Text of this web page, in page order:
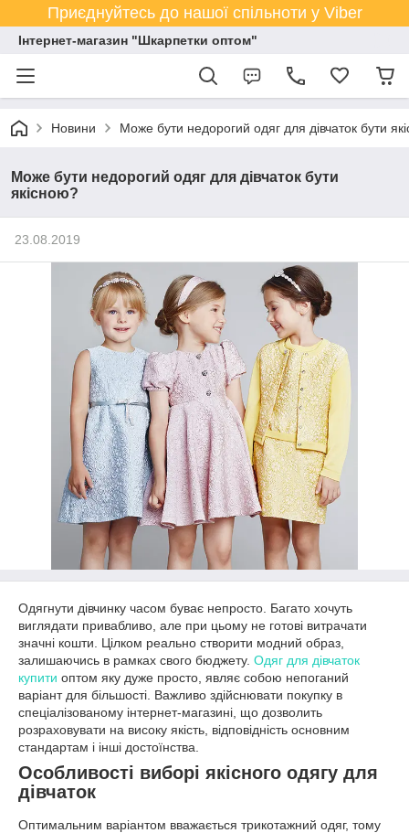
Приєднуйтесь до нашої спільноти у Viber
Інтернет-магазин "Шкарпетки оптом"
Новини Може бути недорогий одяг для дівчаток бути
Може бути недорогий одяг для дівчаток бути
якісною?
23.08.2019
Одягнути дівчинку часом буває непросто. Багато хочуть
виглядати привабливо, але при цьому не готові витрачати
значні кошти. Цілком реально створити модний образ,
залишаючись в рамках свого бюджету. Одяг для дівчаток
купити оптом яку дуже просто, являє собою непоганий
варіант для більшості. Важливо здійснювати покупку в
спеціалізованому інтернет-магазині, що дозволить
розраховувати на високу якість, відповідність основним
стандартам і інші достоїнства.
Особливості виборі якісного одягу для
дівчаток
Оптимальним варіантом вважається трикотажний одяг, тому